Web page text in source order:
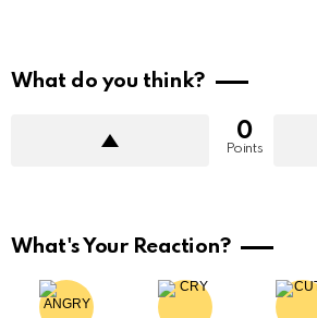
What do you think?
0
Points
What's Your Reaction?